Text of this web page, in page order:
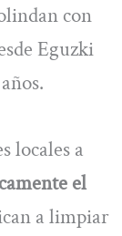
con
Eguzki
locales a
el
a limpiar